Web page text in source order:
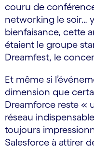
couru de
networking le soir…
bienfaisance, cette
étaient le groupe
Dreamfest, le
Et même si
dimension que
Dreamforce reste «
réseau
toujours
Salesforce à attirer